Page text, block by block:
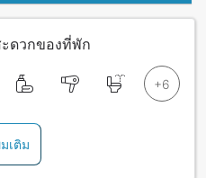
ดวกของที่พัก
เติม